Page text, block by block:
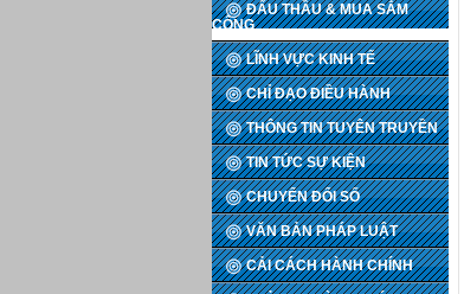
ĐẤU THẦU & MUA SẮM
CÔNG
LĨNH VỰC KINH TẾ
CHỈ ĐẠO ĐIỀU HÀNH
THÔNG TIN TUYÊN TRUYỀN
TIN TỨC SỰ KIỆN
CHUYỂN ĐỔI SỐ
VĂN BẢN PHÁP LUẬT
CẢI CÁCH HÀNH CHÍNH